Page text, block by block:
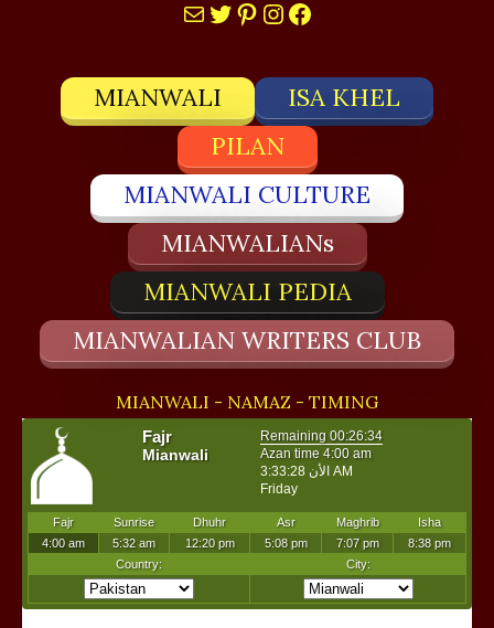
MailTwitter
Pinterest
Instagram
Facebook
MIANWALI
ISA KHEL
PILAN
MIANWALI CULTURE
MIANWALIANs
MIANWALI PEDIA
MIANWALIAN WRITERS CLUB
MIANWALI - NAMAZ - TIMING